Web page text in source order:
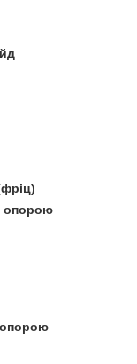
опорою
опорою